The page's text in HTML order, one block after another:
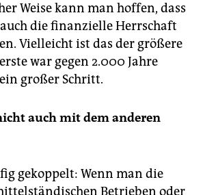
Weise kann man hoffen, dass
die finanzielle Herrschaft
Vielleicht ist das der größere
war gegen 2.000 Jahre
großer Schritt.
auch mit dem anderen
gekoppelt: Wenn man die
Betrieben oder